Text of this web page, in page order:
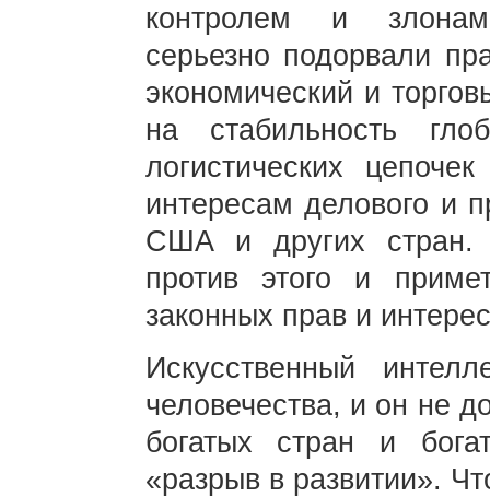
контролем и
серьезно подорвали
экономический и
на стабильность
логистических
интересам делового и
США и других стран.
против этого и
законных прав и
Искусственный
человечества, и он не
богатых стран и
«разрыв в развитии».